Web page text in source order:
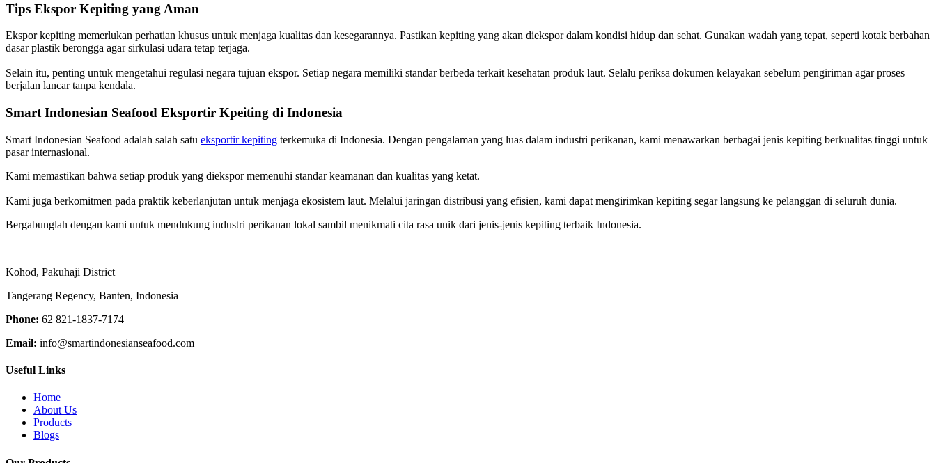
Tips Ekspor Kepiting yang Aman
Ekspor kepiting memerlukan perhatian khusus untuk menjaga kualitas dan kesegarannya. Pastikan kepiting yang akan diekspor dalam kondisi hidup dan sehat. Gunakan wadah yang tepat, seperti kotak berbahan
dasar plastik berongga agar sirkulasi udara tetap terjaga.
Selain itu, penting untuk mengetahui regulasi negara tujuan ekspor. Setiap negara memiliki standar berbeda terkait kesehatan produk laut. Selalu periksa dokumen kelayakan sebelum pengiriman agar proses
berjalan lancar tanpa kendala.
Smart Indonesian Seafood Eksportir Kpeiting di Indonesia
Smart Indonesian Seafood adalah salah satu eksportir kepiting terkemuka di Indonesia. Dengan pengalaman yang luas dalam industri perikanan, kami menawarkan berbagai jenis kepiting berkualitas tinggi untuk
pasar internasional.
Kami memastikan bahwa setiap produk yang diekspor memenuhi standar keamanan dan kualitas yang ketat.
Kami juga berkomitmen pada praktik keberlanjutan untuk menjaga ekosistem laut. Melalui jaringan distribusi yang efisien, kami dapat mengirimkan kepiting segar langsung ke pelanggan di seluruh dunia.
Bergabunglah dengan kami untuk mendukung industri perikanan lokal sambil menikmati cita rasa unik dari jenis-jenis kepiting terbaik Indonesia.
Kohod, Pakuhaji District
Tangerang Regency, Banten, Indonesia
Phone: 62 821-1837-7174
Email: info@smartindonesianseafood.com
Useful Links
Home
About Us
Products
Blogs